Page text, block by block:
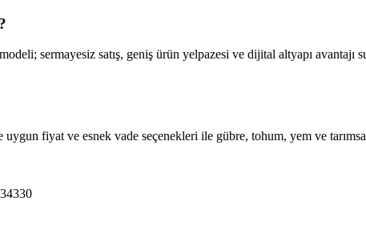
sermayesiz satış, geniş ürün yelpazesi ve dijital altyapı avantajı
fiyat ve esnek vade seçenekleri ile gübre, tohum, yem ve